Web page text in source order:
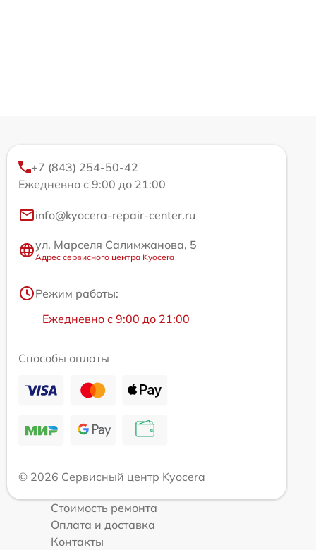
+7 (843) 254-50-42
Ежедневно с 9:00 до 21:00
info@kyocera-repair-center.ru
ул. Марселя Салимжанова, 5
Адрес сервисного центра Kyocera
Режим работы:
Ежедневно с 9:00 до 21:00
Способы оплаты
© 2026 Сервисный центр Kyocera
Стоимость ремонта
Оплата и доставка
Контакты